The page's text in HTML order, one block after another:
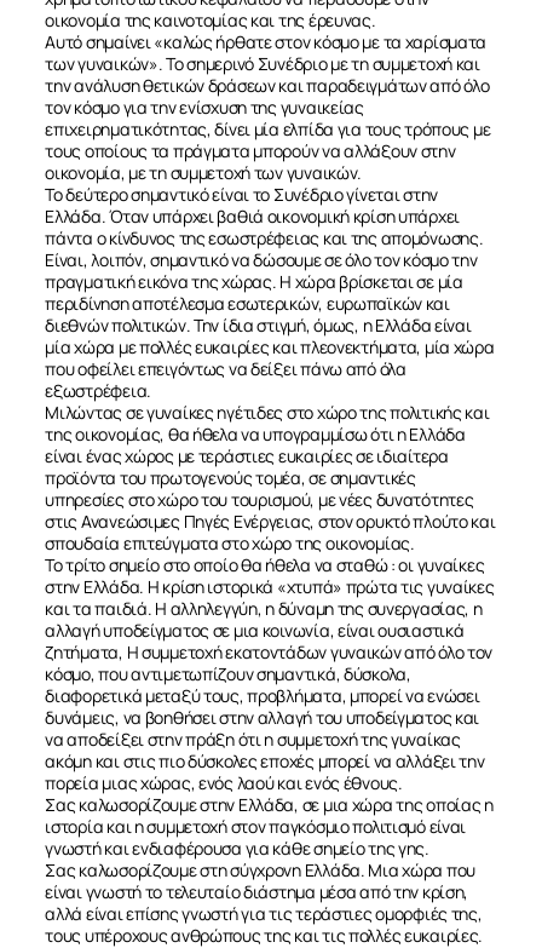
ΣΧΕΤΙΚΑ
ΝΕΑ
ΕΠΙΚΟΙΝΩΝΙΑ
οικονομία της καινοτομίας και της έρευνας.
Αυτό σημαίνει «καλώς ήρθατε στον κόσμο με τα χαρίσματα
των γυναικών». Το σημερινό Συνέδριο με τη συμμετοχή και
την ανάλυση θετικών δράσεων και παραδειγμάτων από όλο
τον κόσμο για την ενίσχυση της γυναικείας
επιχειρηματικότητας, δίνει μία ελπίδα για τους τρόπους με
τους οποίους τα πράγματα μπορούν να αλλάξουν στην
οικονομία, με τη συμμετοχή των γυναικών.
Το δεύτερο σημαντικό είναι το Συνέδριο γίνεται στην
Ελλάδα. Όταν υπάρχει βαθιά οικονομική κρίση υπάρχει
πάντα ο κίνδυνος της εσωστρέφειας και της απομόνωσης.
Είναι, λοιπόν, σημαντικό να δώσουμε σε όλο τον κόσμο την
πραγματική εικόνα της χώρας. Η χώρα βρίσκεται σε μία
περιδίνηση αποτέλεσμα εσωτερικών, ευρωπαϊκών και
διεθνών πολιτικών. Την ίδια στιγμή, όμως, η Ελλάδα είναι
μία χώρα με πολλές ευκαιρίες και πλεονεκτήματα, μία χώρα
που οφείλει επειγόντως να δείξει πάνω από όλα
εξωστρέφεια.
Μιλώντας σε γυναίκες ηγέτιδες στο χώρο της πολιτικής και
της οικονομίας, θα ήθελα να υπογραμμίσω ότι η Ελλάδα
είναι ένας χώρος με τεράστιες ευκαιρίες σε ιδιαίτερα
προϊόντα του πρωτογενούς τομέα, σε σημαντικές
υπηρεσίες στο χώρο του τουρισμού, με νέες δυνατότητες
στις Ανανεώσιμες Πηγές Ενέργειας, στον ορυκτό πλούτο και
σπουδαία επιτεύγματα στο χώρο της οικονομίας.
Το τρίτο σημείο στο οποίο θα ήθελα να σταθώ : οι γυναίκες
στην Ελλάδα. Η κρίση ιστορικά «χτυπά» πρώτα τις γυναίκες
και τα παιδιά. Η αλληλεγγύη, η δύναμη της συνεργασίας, η
αλλαγή υποδείγματος σε μια κοινωνία, είναι ουσιαστικά
ζητήματα, Η συμμετοχή εκατοντάδων γυναικών από όλο τον
κόσμο, που αντιμετωπίζουν σημαντικά, δύσκολα,
διαφορετικά μεταξύ τους, προβλήματα, μπορεί να ενώσει
δυνάμεις, να βοηθήσει στην αλλαγή του υποδείγματος και
να αποδείξει στην πράξη ότι η συμμετοχή της γυναίκας
ακόμη και στις πιο δύσκολες εποχές μπορεί να αλλάξει την
πορεία μιας χώρας, ενός λαού και ενός έθνους.
Σας καλωσορίζουμε στην Ελλάδα, σε μια χώρα της οποίας η
ιστορία και η συμμετοχή στον παγκόσμιο πολιτισμό είναι
γνωστή και ενδιαφέρουσα για κάθε σημείο της γης.
Σας καλωσορίζουμε στη σύγχρονη Ελλάδα. Μια χώρα που
είναι γνωστή το τελευταίο διάστημα μέσα από την κρίση,
αλλά είναι επίσης γνωστή για τις τεράστιες ομορφιές της,
τους υπέροχους ανθρώπους της και τις πολλές ευκαιρίες.